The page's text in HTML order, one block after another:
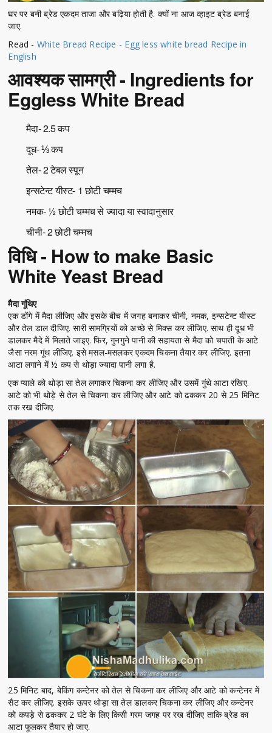
घर पर बनी ब्रेड एकदम ताजा और बढ़िया होती है. क्यों ना आज व्हाइट ब्रेड बनाई
जाए.
Read - White Bread Recipe - Egg less white bread Recipe in
English
आवश्यक सामग्री - Ingredients for
Eggless White Bread
मैदा- 2.5 कप
दूध- ⅓ कप
तेल- 2 टेबल स्पून
इन्सटेन्ट यीस्ट- 1 छोटी चम्मच
नमक- ½ छोटी चम्मच से ज्यादा या स्वादानुसार
चीनी- 2 छोटी चम्मच
विधि - How to make Basic
White Yeast Bread
मैदा गूंथिए
एक डोंगे में मैदा लीजिए और इसके बीच में जगह बनाकर चीनी, नमक, इन्सटेन्ट यीस्ट
और तेल डाल दीजिए. सारी सामग्रियों को अच्छे से मिक्स कर लीजिए. साथ ही दूध भी
डालकर मैदे में मिलाते जाइए. फिर, गुनगुने पानी की सहायता से मैदा को चपाती के आटे
जैसा नरम गूंथ लीजिए. इसे मसल-मसलकर एकदम चिकना तैयार कर लीजिए. इतना
आटा लगाने में ½ कप से थोड़ा ज्यादा पानी लगा है.
एक प्याले को थोड़ा सा तेल लगाकर चिकना कर लीजिए और उसमें गुंथे आटा रखिए.
आटे को भी थोड़े से तेल से चिकना कर लीजिए और आटे को ढककर 20 से 25 मिनिट
तक रख दीजिए.
25 मिनिट बाद, बेकिंग कन्टेनर को तेल से चिकना कर लीजिए और आटे को कन्टेनर में
सैट कर लीजिए. इसके ऊपर थोड़ा सा तेल डालकर चिकना कर लीजिए और कन्टेनर
को कपड़े से ढककर 2 घंटे के लिए किसी गरम जगह पर रख दीजिए ताकि ब्रेड का
आटा फूलकर तैयार हो जाए.